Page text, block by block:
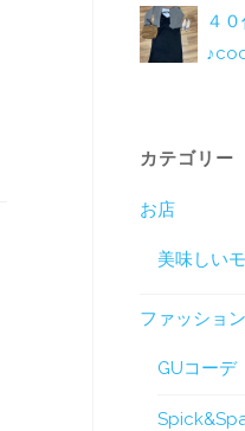
４
カテゴリー
お店
美味しい
ファッション
GUコーデ